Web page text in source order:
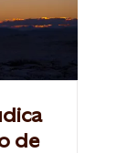
de